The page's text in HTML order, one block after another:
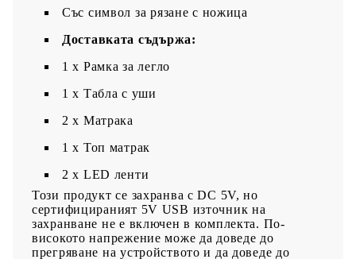
Със символ за рязане с ножица
Доставката съдържа:
1 x Рамка за легло
1 х Табла с уши
2 x Матрака
1 х Топ матрак
2 x LED ленти
Този продукт се захранва с DC 5V, но
сертифицираният 5V USB източник на
захранване не е включен в комплекта. По-
високото напрежение може да доведе до
прегряване на устройството и да доведе до